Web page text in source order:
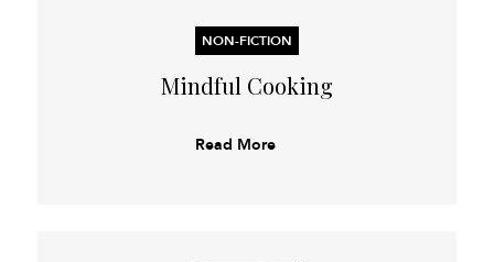
NON-FICTION
Mindful Cooking
Read More